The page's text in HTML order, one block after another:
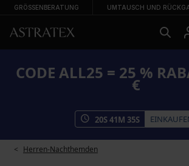
GRÖSSENBERATUNG UMTAUSCH UND
CODE ALL25 = 25 %
€
20S41M 34S
Herren-Nachthemden